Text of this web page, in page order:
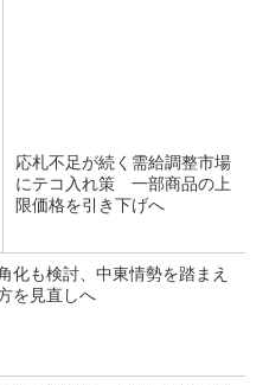
応札不足が続く需給調整市場
にテコ入れ策 一部商品の上
限価格を引き下げへ
化も検討、中東情勢を踏まえ
を見直しへ